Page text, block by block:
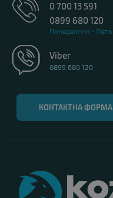
0 700 13 591
0899 680 120
Понеделник -
Viber
0899 680 120
КОНТАКТНА ФОРМА